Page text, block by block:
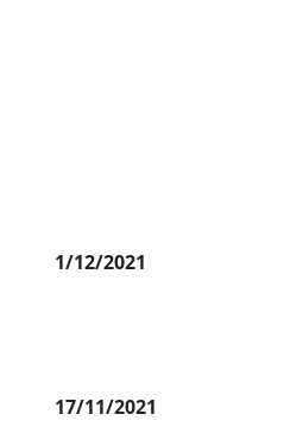
1/12/2021
17/11/2021